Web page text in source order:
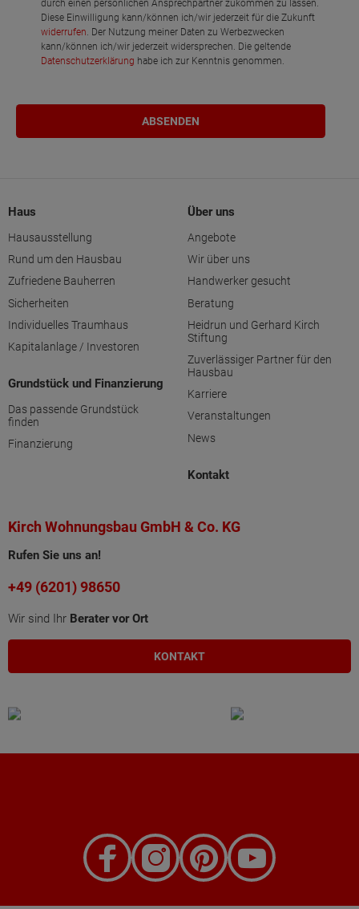
durch einen persönlichen Ansprechpartner zukommen zu lassen.
Diese Einwilligung kann/können ich/wir jederzeit für die Zukunft
widerrufen . Der Nutzung meiner Daten zu Werbezwecken
kann/können ich/wir jederzeit widersprechen. Die geltende
Datenschutzerklärung habe ich zur Kenntnis genommen.
Haus
Hausausstellung
Rund um den Hausbau
Zufriedene Bauherren
Sicherheiten
Individuelles Traumhaus
Kapitalanlage / Investoren
Grundstück und Finanzierung
Das passende Grundstück
finden
Finanzierung
Über uns
Angebote
Wir über uns
Handwerker gesucht
Beratung
Heidrun und Gerhard Kirch
Stiftung
Zuverlässiger Partner für den
Hausbau
Karriere
Veranstaltungen
News
Kontakt
Kirch Wohnungsbau GmbH & Co. KG
Rufen Sie uns an!
+49 (6201) 98650
Wir sind Ihr Berater vor Ort
KONTAKT